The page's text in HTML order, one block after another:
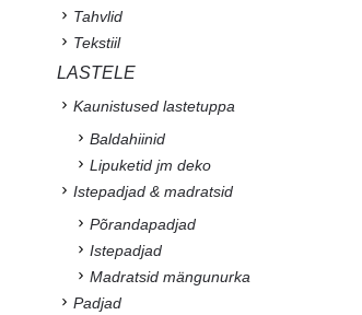
Tahvlid
Tekstiil
LASTELE
Kaunistused lastetuppa
Baldahiinid
Lipuketid jm deko
Istepadjad & madratsid
Põrandapadjad
Istepadjad
Madratsid mängunurka
Padjad